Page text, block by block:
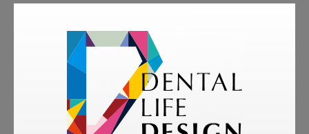
の後メーカーは砂糖を乳糖に代えた。
注2：唾液緩衝作用は、健康な人で水より1万